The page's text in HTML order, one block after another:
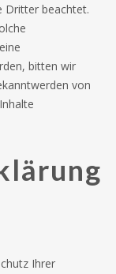
Dritter beachtet.
bitten wir
von
Ihrer